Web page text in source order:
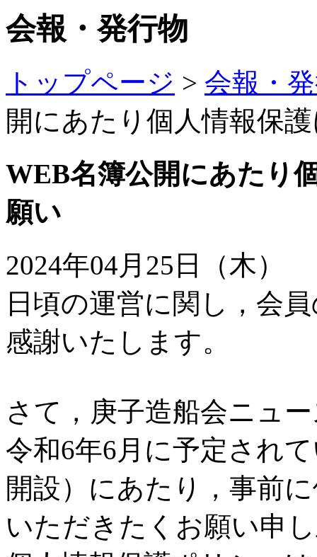
会報・発行物
トップページ > 会報・
開にあたり個人情報保
WEB名簿公開にあたり
願い
2024年04月25日（木）
日頃の運営に関し，会
感謝いたします。
さて，庚子造船会ニュ
令和6年6月に予定され
開設）にあたり，事前
いただきたくお願い申